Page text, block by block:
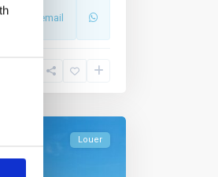
email
Louer